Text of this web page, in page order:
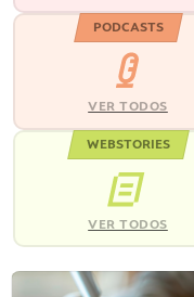
PODCASTS
VER TODOS
WEBSTORIES
VER TODOS